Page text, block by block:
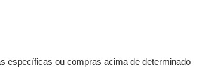
específicas ou compras acima de determinado